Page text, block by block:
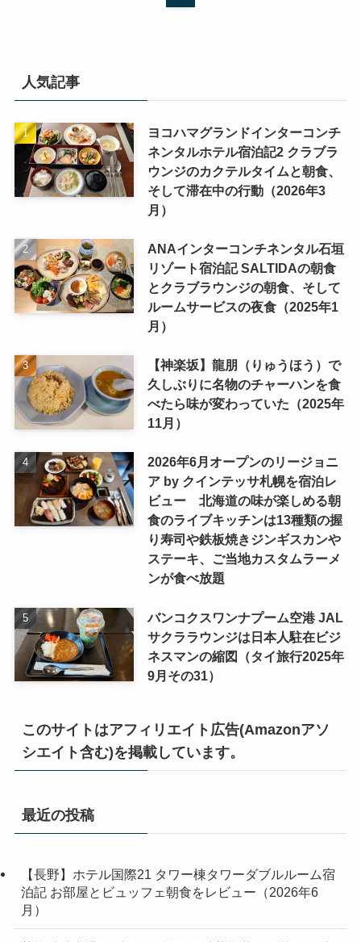
人気記事
ヨコハマグランドインターコンチ
ネンタルホテル宿泊記2 クラブラ
ウンジのカクテルタイムと朝食、
そして滞在中の行動（2026年3
月）
ANAインターコンチネンタル石垣
リゾート宿泊記 SALTIDAの朝食
とクラブラウンジの朝食、そして
ルームサービスの夜食（2025年1
月）
【神楽坂】龍朋（りゅうほう）で
久しぶりに名物のチャーハンを食
べたら味が変わっていた（2025年
11月）
2026年6月オープンのリージョニ
ア by クインテッサ札幌を宿泊レ
ビュー 北海道の味が楽しめる朝
食のライブキッチンは13種類の握
り寿司や鉄板焼きジンギスカンや
ステーキ、ご当地カスタムラーメ
ンが食べ放題
バンコクスワンナプーム空港 JAL
サクララウンジは日本人駐在ビジ
ネスマンの縮図（タイ旅行2025年
9月その31）
このサイトはアフィリエイト広告(Amazonアソ
シエイト含む)を掲載しています。
最近の投稿
【長野】ホテル国際21 タワー棟タワーダブルルーム宿
泊記 お部屋とビュッフェ朝食をレビュー（2026年6
月）